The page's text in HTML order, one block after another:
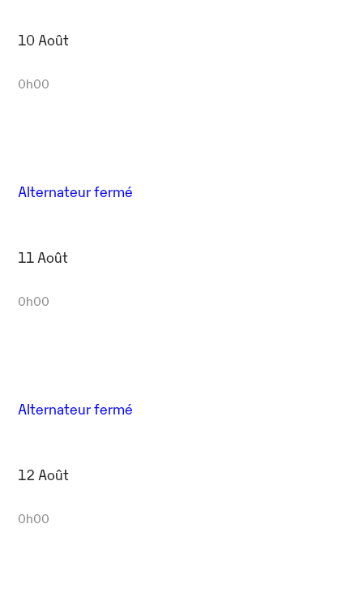
10 Août
0h00
Alternateur fermé
11 Août
0h00
Alternateur fermé
12 Août
0h00